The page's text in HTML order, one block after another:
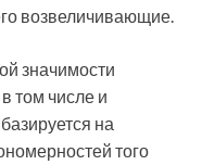
возвеличивающие.
значимости
том числе и
на
того